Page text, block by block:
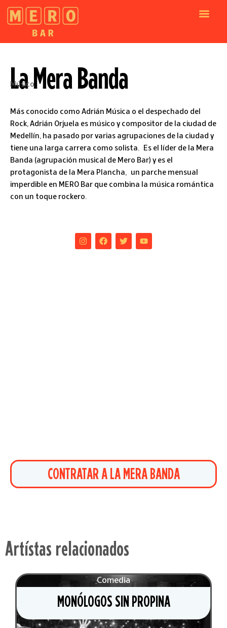
La Mera Banda
Músico
Más conocido como Adrián Música o el despechado del
Rock, Adrián Orjuela es músico y compositor de la ciudad de
Medellín, ha pasado por varias agrupaciones de la ciudad y
tiene una larga carrera como solista. Es el líder de la Mera
Banda (agrupación musical de Mero Bar) y es el
protagonista de la Mera Plancha, un parche mensual
imperdible en MERO Bar que combina la música romántica
con un toque rockero.
CONTRATAR A LA MERA BANDA
Artístas relacionados
Comedia
MONÓLOGOS SIN PROPINA